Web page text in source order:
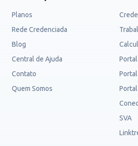
Planos
Rede Credenciada
Blog
Central de Ajuda
Contato
Quem Somos
SVA